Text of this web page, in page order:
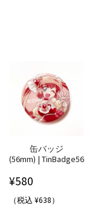
缶バッジ
(56mm) | TinBadge56
¥580
（税込 ¥638）